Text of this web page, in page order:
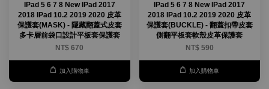
IPad 5 6 7 8 New IPad 2017
2018 IPad 10.2 2019 2020 皮革
保護套(MASK) - 隱藏翻蓋式皮套
多卡層前袋口設計平板套保護套
NT$ 670
加入購物車
IPad 5 6 7 8 New IPad 2017
2018 IPad 10.2 2019 2020 皮革
保護套(BUCKLE) - 翻蓋扣帶皮套
側翻平板套軟殼皮革保護套
NT$ 590
加入購物車